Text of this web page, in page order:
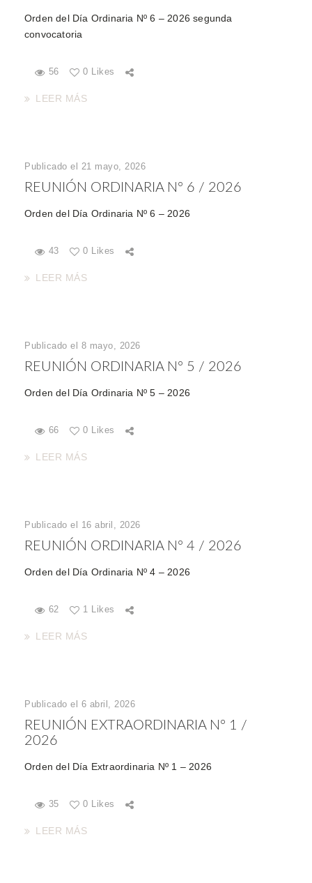
Orden del Día Ordinaria Nº 6 – 2026 segunda
convocatoria
56 0 Likes
LEER MÁS
Publicado el 21 mayo, 2026
REUNIÓN ORDINARIA Nº 6 / 2026
Orden del Día Ordinaria Nº 6 – 2026
43 0 Likes
LEER MÁS
Publicado el 8 mayo, 2026
REUNIÓN ORDINARIA Nº 5 / 2026
Orden del Día Ordinaria Nº 5 – 2026
66 0 Likes
LEER MÁS
Publicado el 16 abril, 2026
REUNIÓN ORDINARIA Nº 4 / 2026
Orden del Día Ordinaria Nº 4 – 2026
62 1 Likes
LEER MÁS
Publicado el 6 abril, 2026
REUNIÓN EXTRAORDINARIA Nº 1 /
2026
Orden del Día Extraordinaria Nº 1 – 2026
35 0 Likes
LEER MÁS